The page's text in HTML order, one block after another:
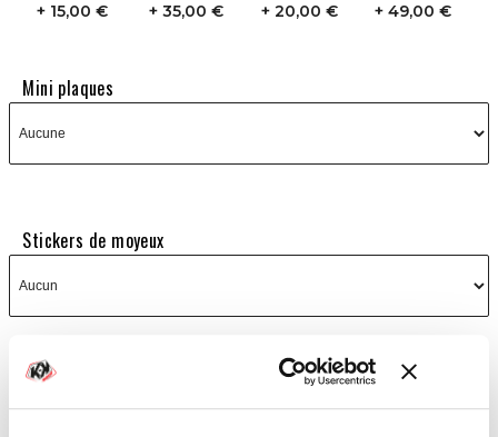
15,00 € 35,00 € 20,00 € 49,00 €
Mini plaques
Stickers de moyeux
Laisses-nous un commentaire si tu souhaites apporter des